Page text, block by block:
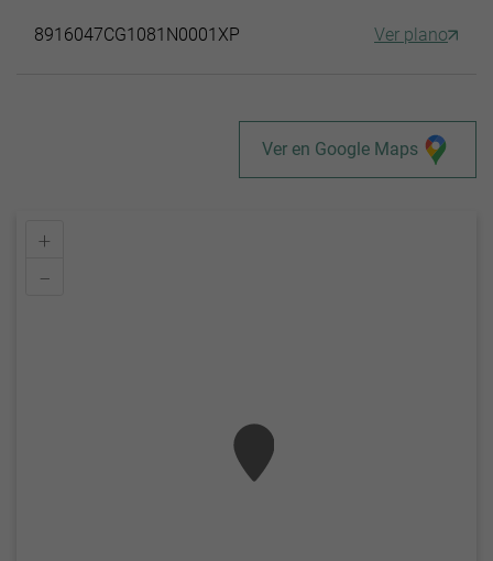
8916047CG1081N0001XP Ver plano
Ver en Google Maps
+
–